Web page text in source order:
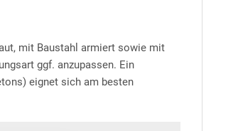
mit Baustahl armiert sowie mit
ggf. anzupassen. Ein
eignet sich am besten